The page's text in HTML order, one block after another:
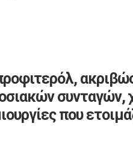
συνταγών,
που